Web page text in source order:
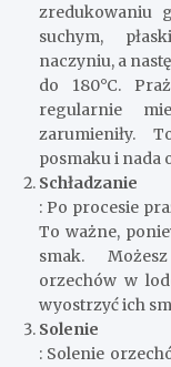
zredukowaniu
suchym,
naczyniu, a
do 180°C.
regularnie
zarumieniły.
posmaku i nada
Schładzanie
: Po procesie
To ważne,
smak.
orzechów w
wyostrzyć ich
Solenie
: Solenie